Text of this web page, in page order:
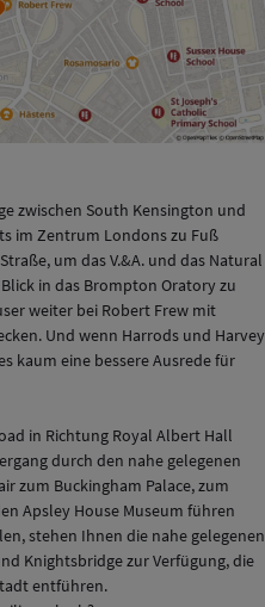
zwischen South Kensington und
im Zentrum Londons zu Fuß
um das V.&A. und das Natural
in das Brompton Oratory zu
weiter bei Robert Frew mit
Und wenn Harrods und Harvey
kaum eine bessere Ausrede für
in Richtung Royal Albert Hall
durch den nahe gelegenen
zum Buckingham Palace, zum
Apsley House Museum führen
stehen Ihnen die nahe gelegenen
Knightsbridge zur Verfügung, die
entführen.